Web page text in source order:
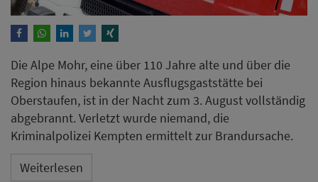
Die Alpe Mohr, eine über 110 Jahre alte und über die
Region hinaus bekannte Ausflugsgaststätte bei
Oberstaufen, ist in der Nacht zum 3. August vollständig
abgebrannt. Verletzt wurde niemand, die
Kriminalpolizei Kempten ermittelt zur Brandursache.
Weiterlesen